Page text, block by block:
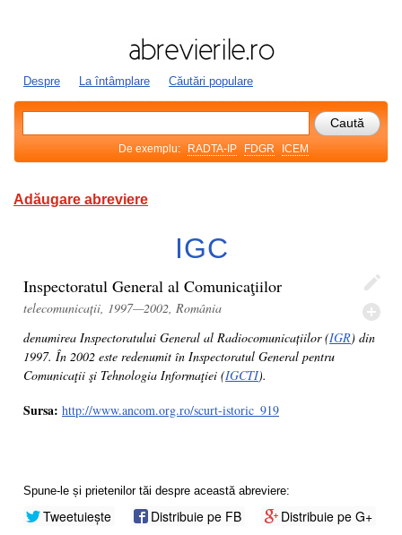
Despre La întâmplare Căutări populare
De exemplu: RADTA-IP FDGR ICEM
Adăugare abreviere
IGC
Inspectoratul General al Comunicaţiilor
telecomunicații, 1997—2002, România
denumirea Inspectoratului General al Radiocomunicațiilor (IGR) din
1997. În 2002 este redenumit în Inspectoratul General pentru
Comunicaţii şi Tehnologia Informaţiei (IGCTI).
Sursa: http://www.ancom.org.ro/scurt-istoric_919
Spune-le și prietenilor tăi despre această abreviere:
Tweetuiește Distribuie pe FB Distribuie pe G+